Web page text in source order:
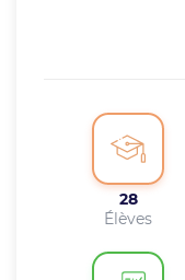
28
Élèves